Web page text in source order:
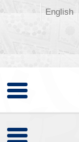
English